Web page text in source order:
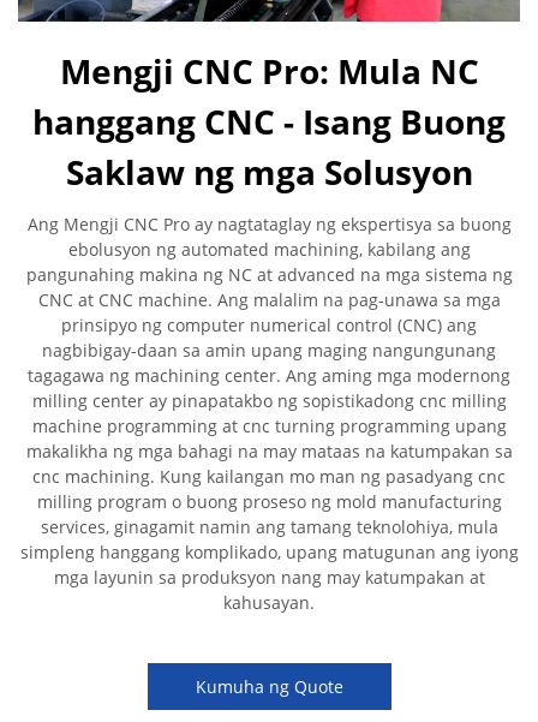
Mengji CNC Pro: Mula NC
hanggang CNC - Isang Buong
Saklaw ng mga Solusyon
Ang Mengji CNC Pro ay nagtataglay ng ekspertisya sa buong
ebolusyon ng automated machining, kabilang ang
pangunahing makina ng NC at advanced na mga sistema ng
CNC at CNC machine. Ang malalim na pag-unawa sa mga
prinsipyo ng computer numerical control (CNC) ang
nagbibigay-daan sa amin upang maging nangungunang
tagagawa ng machining center. Ang aming mga modernong
milling center ay pinapatakbo ng sopistikadong cnc milling
machine programming at cnc turning programming upang
makalikha ng mga bahagi na may mataas na katumpakan sa
cnc machining. Kung kailangan mo man ng pasadyang cnc
milling program o buong proseso ng mold manufacturing
services, ginagamit namin ang tamang teknolohiya, mula
simpleng hanggang komplikado, upang matugunan ang iyong
mga layunin sa produksyon nang may katumpakan at
kahusayan.
Kumuha ng Quote